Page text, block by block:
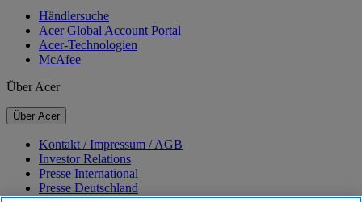
Händlersuche
Acer Global Account Portal
Acer-Technologien
McAfee
Über Acer
Über Acer
Kontakt / Impressum / AGB
Investor Relations
Presse International
Presse Deutschland